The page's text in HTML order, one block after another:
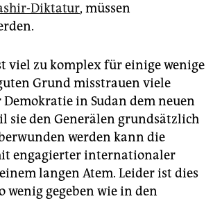
Diktatur, müssen
viel zu komplex für einige wenige
Grund misstrauen viele
in Sudan dem neuen
sie den Generälen grundsätzlich
werden kann die
engagierter internationaler
langen Atem. Leider ist dies
wenig gegeben wie in den